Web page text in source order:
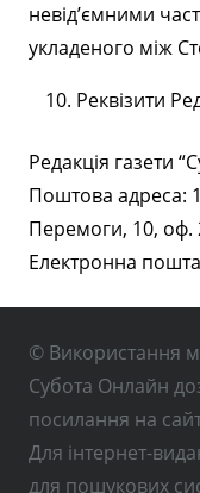
невід’ємними
укладеного між
Реквізити
Редакція газети
Поштова адреса:
Перемоги, 10, оф.
Електронна
© Використання
Субота Онлайн
посилання на
Для інтернет-
для пошукових